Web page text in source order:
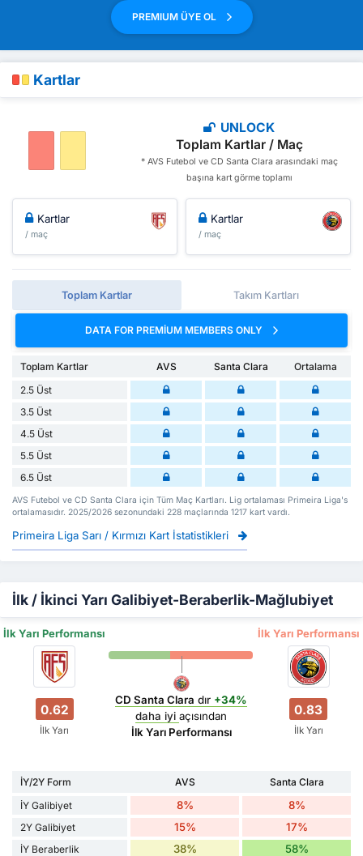
PREMIUM ÜYE OL
Kartlar
UNLOCK
Toplam Kartlar / Maç
* AVS Futebol ve CD Santa Clara arasındaki maç
başına kart görme toplamı
Kartlar
/ maç
Kartlar
/ maç
Toplam Kartlar Takım Kartları
DATA FOR PREMIUM MEMBERS ONLY
Toplam Kartlar AVS Santa Clara
Ortalama
2.5 Üst
3.5 Üst
4.5 Üst
5.5 Üst
6.5 Üst
AVS Futebol ve CD Santa Clara için Tüm Maç Kartları. Lig ortalaması Primeira Liga's
ortalamasıdır. 2025/2026 sezonundaki 228 maçlarında 1217 kart vardı.
Primeira Liga Sarı / Kırmızı Kart İstatistikleri
İlk / İkinci Yarı Galibiyet-Beraberlik-Mağlubiyet
İlk Yarı Performansı İlk Yarı Performansı
0.62
İlk Yarı
CD Santa Clara dır +34%
daha iyiaçısından
İlk Yarı Performansı
0.83
İlk Yarı
İY/2Y Form AVS
Santa Clara
İY Galibiyet
8% 8%
2Y Galibiyet 15% 17%
İY Beraberlik 38% 58%